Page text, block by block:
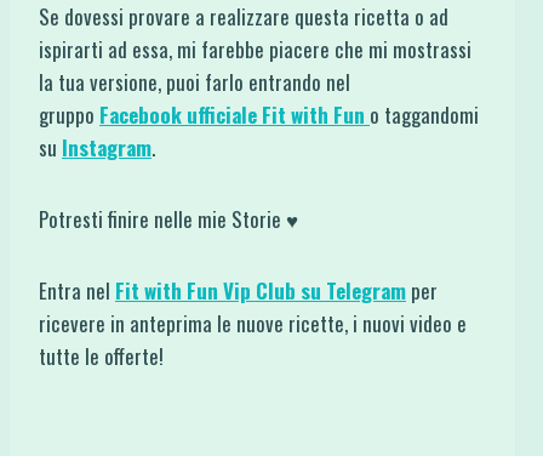
Se dovessi provare a realizzare questa ricetta o ad
ispirarti ad essa, mi farebbe piacere che mi mostrassi
la tua versione, puoi farlo entrando nel
gruppo Facebook ufficiale Fit with Fun o taggandomi
su Instagram.
Potresti finire nelle mie Storie ♥
Entra nel Fit with Fun Vip Club su Telegram per
ricevere in anteprima le nuove ricette, i nuovi video e
tutte le offerte!